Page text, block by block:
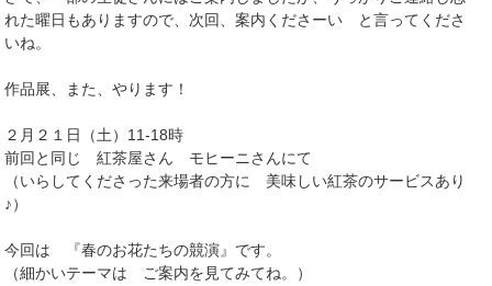
れた曜日もありますので、次回、案内くださーい と言ってくださ
いね。
作品展、また、やります！
２月２１日（土）11-18時
前回と同じ 紅茶屋さん モヒーニさんにて
（いらしてくださった来場者の方に 美味しい紅茶のサービスあり
♪）
今回は 『春のお花たちの競演』です。
（細かいテーマは ご案内を見てみてね。）